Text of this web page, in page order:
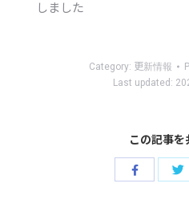
しました
Category: 更新情報
Last updated:
この記事を
Share